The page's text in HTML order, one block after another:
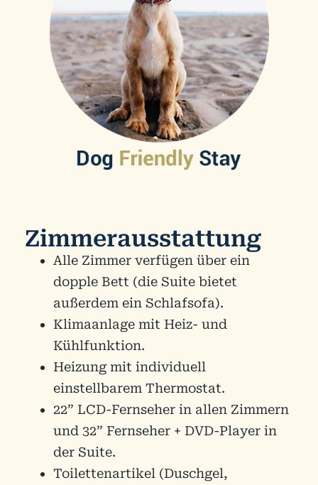
Zimmerausstattung
Alle Zimmer verfügen über ein
dopple Bett (die Suite bietet
außerdem ein Schlafsofa).
Klimaanlage mit Heiz- und
Kühlfunktion.
Heizung mit individuell
einstellbarem Thermostat.
22” LCD-Fernseher in allen Zimmern
und 32” Fernseher + DVD-Player in
der Suite.
Toilettenartikel (Duschgel,